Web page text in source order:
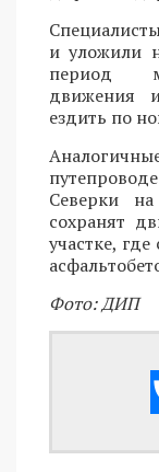
и уложили
период
движения
ездить по
Северки
сохранят
участке,
Фото: ДИП